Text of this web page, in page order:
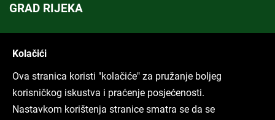
GRAD RIJEKA
ARHIVA TEKSTOVA
Svi tekstovi
Kolačići
Ova stranica koristi "kolačiće" za pružanje boljeg
korisničkog iskustva i praćenje posjećenosti.
Nastavkom korištenja stranice smatra se da se